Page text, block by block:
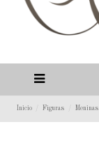
Inicio Figuras Meninas